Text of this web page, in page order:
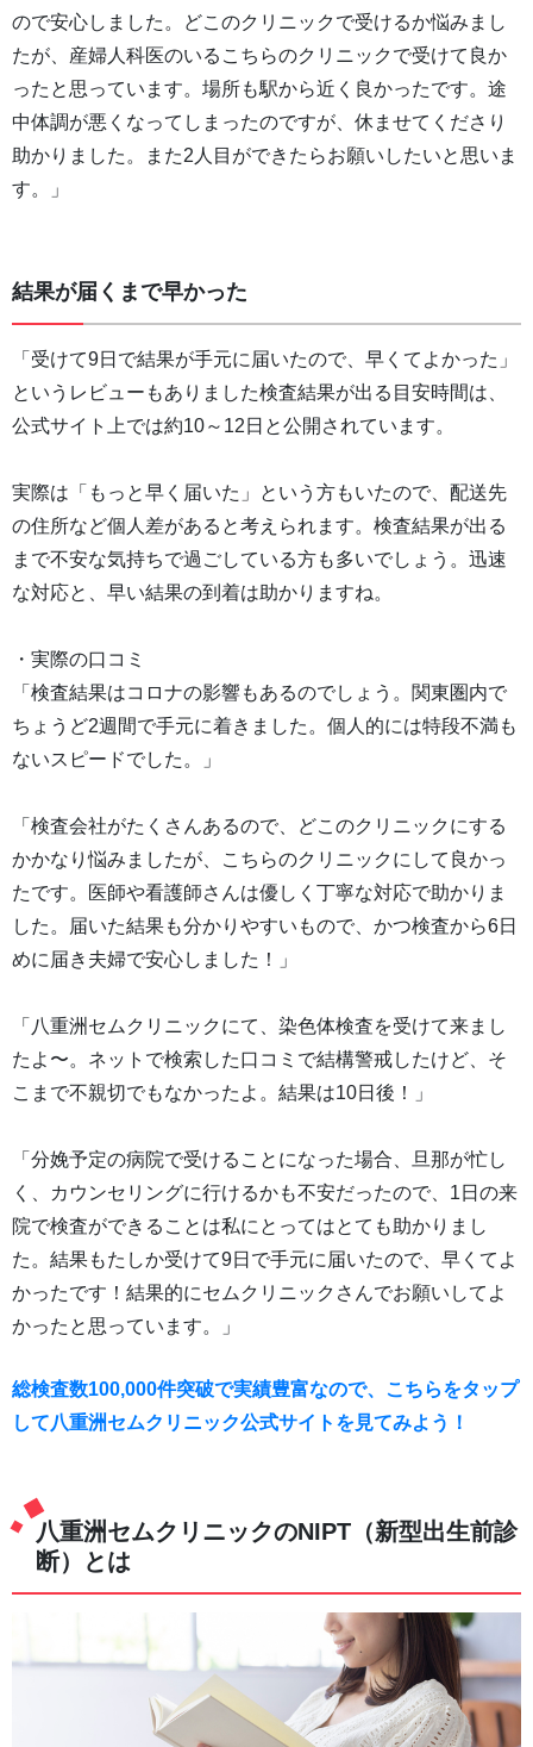
ので安心しました。どこのクリニックで受けるか悩みまし
たが、産婦人科医のいるこちらのクリニックで受けて良か
ったと思っています。場所も駅から近く良かったです。途
中体調が悪くなってしまったのですが、休ませてくださり
助かりました。また2人目ができたらお願いしたいと思いま
す。」
結果が届くまで早かった
「受けて9日で結果が手元に届いたので、早くてよかった」
というレビューもありました検査結果が出る目安時間は、
公式サイト上では約10～12日と公開されています。
実際は「もっと早く届いた」という方もいたので、配送先
の住所など個人差があると考えられます。検査結果が出る
まで不安な気持ちで過ごしている方も多いでしょう。迅速
な対応と、早い結果の到着は助かりますね。
・実際の口コミ
「検査結果はコロナの影響もあるのでしょう。関東圏内で
ちょうど2週間で手元に着きました。個人的には特段不満も
ないスピードでした。」
「検査会社がたくさんあるので、どこのクリニックにする
かかなり悩みましたが、こちらのクリニックにして良かっ
たです。医師や看護師さんは優しく丁寧な対応で助かりま
した。届いた結果も分かりやすいもので、かつ検査から6日
めに届き夫婦で安心しました！」
「八重洲セムクリニックにて、染色体検査を受けて来まし
たよ〜。ネットで検索した口コミで結構警戒したけど、そ
こまで不親切でもなかったよ。結果は10日後！」
「分娩予定の病院で受けることになった場合、旦那が忙し
く、カウンセリングに行けるかも不安だったので、1日の来
院で検査ができることは私にとってはとても助かりまし
た。結果もたしか受けて9日で手元に届いたので、早くてよ
かったです！結果的にセムクリニックさんでお願いしてよ
かったと思っています。」
総検査数100,000件突破で実績豊富なので、こちらをタップ
して八重洲セムクリニック公式サイトを見てみよう！
八重洲セムクリニックのNIPT（新型出生前診
断）とは